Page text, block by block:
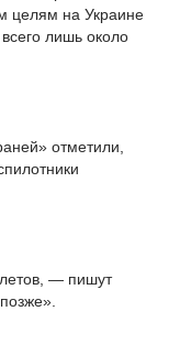
целям на Украине
лишь около
отметили,
— пишут